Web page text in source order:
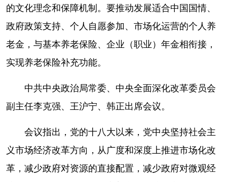
的文化理念和保障机制。要推动发展适合中国国情、
政府政策支持、个人自愿参加、市场化运营的个人养
老金，与基本养老保险、企业（职业）年金相衔接，
实现养老保险补充功能。
中共中央政治局常委、中央全面深化改革委员会
副主任李克强、王沪宁、韩正出席会议。
会议指出，党的十八大以来，党中央坚持社会主
义市场经济改革方向，从广度和深度上推进市场化改
革，减少政府对资源的直接配置，减少政府对微观经